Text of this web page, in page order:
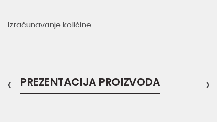
Izračunavanje količine
PREZENTACIJA PROIZVODA
‹ ›